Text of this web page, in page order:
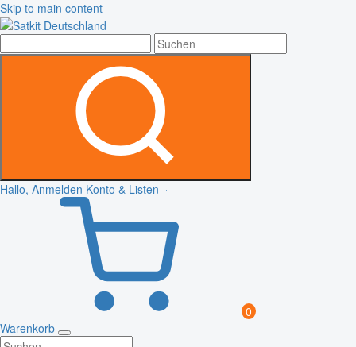
Skip to main content
Hallo, Anmelden Konto & Listen
0
Warenkorb